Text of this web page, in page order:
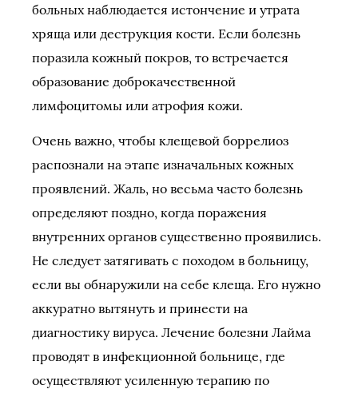
больных наблюдается истончение и утрата
хряща или деструкция кости. Если болезнь
поразила кожный покров, то встречается
образование доброкачественной
лимфоцитомы или атрофия кожи.
Очень важно, чтобы клещевой боррелиоз
распознали на этапе изначальных кожных
проявлений. Жаль, но весьма часто болезнь
определяют поздно, когда поражения
внутренних органов существенно проявились.
Не следует затягивать с походом в больницу,
если вы обнаружили на себе клеща. Его нужно
аккуратно вытянуть и принести на
диагностику вируса. Лечение болезни Лайма
проводят в инфекционной больнице, где
осуществляют усиленную терапию по